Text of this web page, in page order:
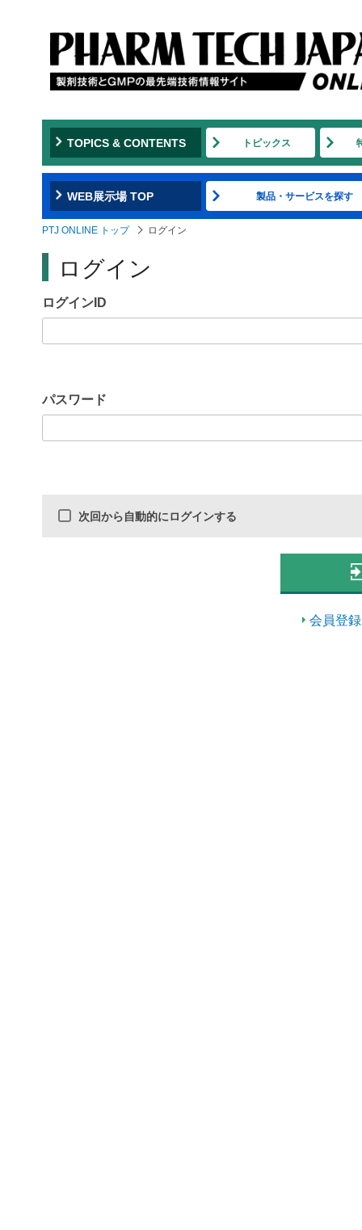
to
navigation
TOPICS & CONTENTS トピックス
WEB展示場 TOP 製品・サービスを探す
PTJ ONLINE トップ ログイン
ログイン
ログインID
パスワード
次回から自動的にログインする
会員登